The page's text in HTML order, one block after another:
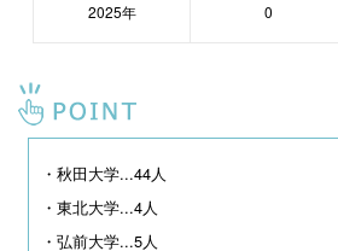
2025年 0
・秋田大学...44人
・東北大学...4人
・弘前大学...5人